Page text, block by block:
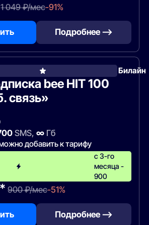
1 049 ₽/мес-91%
Подробнее —>
Билайн
bee HIT 100
связь»
SMS, ∞Гб
добавить к тарифу
с 3-го
месяца -
900
900 ₽/мес-51%
Подробнее —>